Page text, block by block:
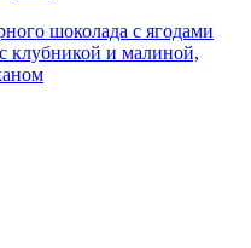
шоколада с ягодами
клубникой и малиной,